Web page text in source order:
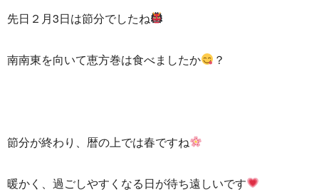
先日２月3日は節分でしたね
南南東を向いて恵方巻は食べましたか ？
節分が終わり、暦の上では春ですね
暖かく、過ごしやすくなる日が待ち遠しいです